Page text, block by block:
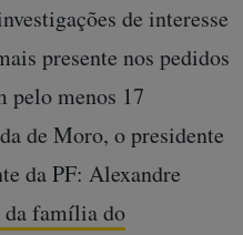
de interesse
presente nos pedidos
pelo menos 17
de Moro, o presidente
da PF: Alexandre
família do